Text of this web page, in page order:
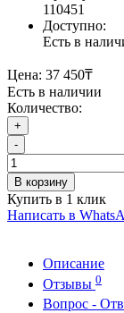
110451
Доступно:
Есть в
Цена: 37 450₸
Есть в наличии
Количество:
+
-
В корзину
Купить в 1 клик
Написать в
Описание
Отзывы 0
Вопрос -